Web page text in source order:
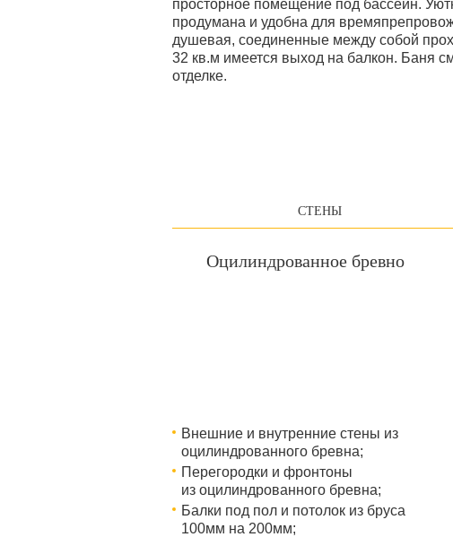
просторное помещение под бассейн.
продумана и удобна для
душевая, соединенные между собой
32 кв.м имеется выход на балкон. Баня
отделке.
СТЕНЫ
Оцилиндрованное бревно
Внешние и внутренние стены из
оцилиндрованного бревна;
Перегородки и фронтоны
из оцилиндрованного бревна;
Балки под пол и потолок из бруса
100мм на 200мм;